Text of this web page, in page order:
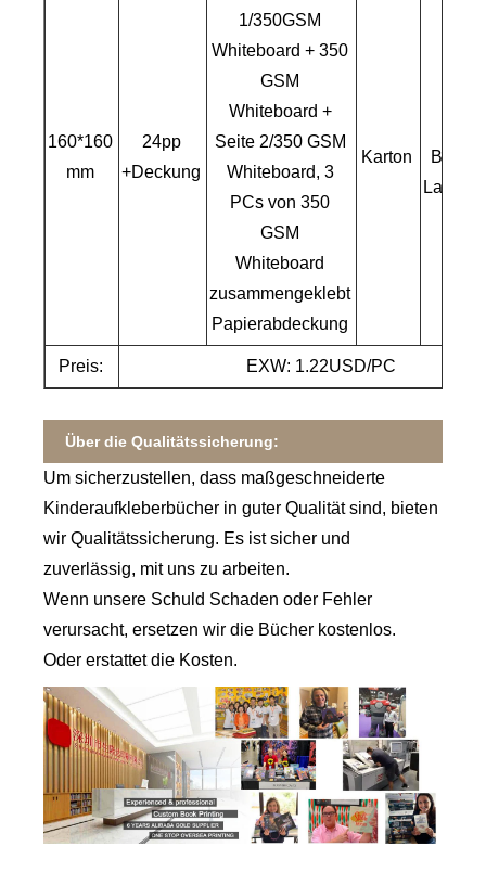
160*160
mm
24pp
+Deckung
1/350GSM
Whiteboard + 350
GSM
Whiteboard +
Seite 2/350 GSM
Whiteboard, 3
PCs von 350
GSM
Whiteboard
zusammengeklebt
Papierabdeckung
Karton
Preis: EXW: 1.22USD/PC
Über die Qualitätssicherung:
Um sicherzustellen, dass maßgeschneiderte
Kinderaufkleberbücher in guter Qualität sind, bieten
wir Qualitätssicherung. Es ist sicher und
zuverlässig, mit uns zu arbeiten.
Wenn unsere Schuld Schaden oder Fehler
verursacht, ersetzen wir die Bücher kostenlos.
Oder erstattet die Kosten.